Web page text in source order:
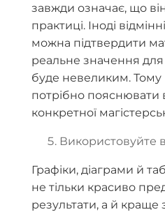
завжди означає, що
практиці. Іноді
можна підтвердити
реальне значення
буде невеликим. Тому
потрібно пояснювати
конкретної
Використовуйте
Графіки, діаграми й
не тільки красиво
результати, а й краще